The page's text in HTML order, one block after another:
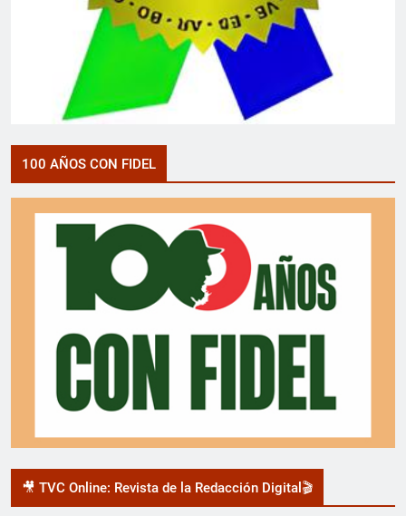
100 AÑOS CON FIDEL
🎥 TVC Online: Revista de la Redacción Digital🎬